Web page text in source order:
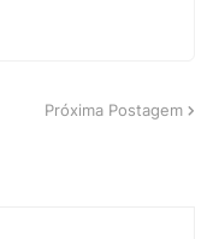
Próxima Postagem